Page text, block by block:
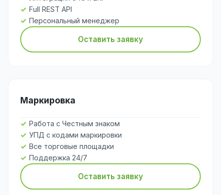
Full REST API
Персональный менеджер
Оставить заявку
Маркировка
Работа с Честным знаком
УПД с кодами маркировки
Все торговые площадки
Поддержка 24/7
Оставить заявку